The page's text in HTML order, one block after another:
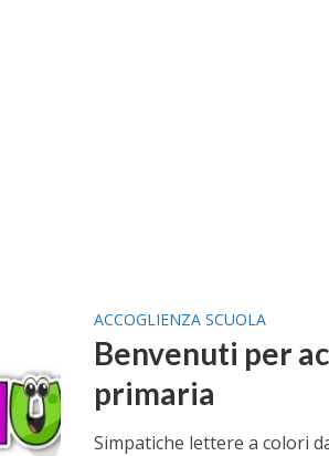
ACCOGLIENZA SCUOLA
Benvenuti per
primaria
Simpatiche lettere a colori